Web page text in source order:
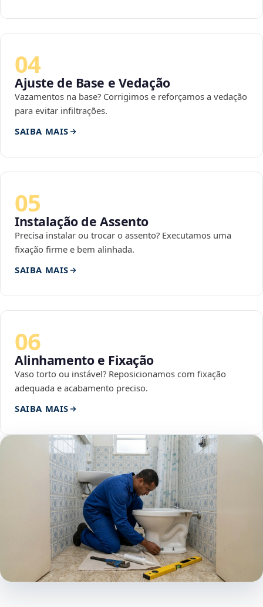
04
Ajuste de Base e Vedação
Vazamentos na base? Corrigimos e reforçamos a vedação
para evitar infiltrações.
SAIBA MAIS
05
Instalação de Assento
Precisa instalar ou trocar o assento? Executamos uma
fixação firme e bem alinhada.
SAIBA MAIS
06
Alinhamento e Fixação
Vaso torto ou instável? Reposicionamos com fixação
adequada e acabamento preciso.
SAIBA MAIS